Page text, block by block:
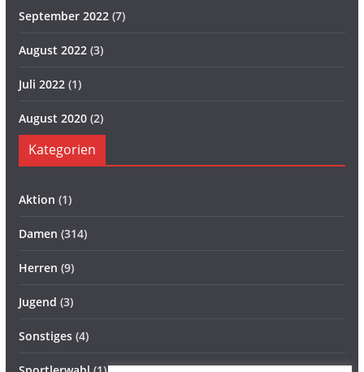
September 2022(7)
August 2022(3)
Juli 2022(1)
August 2020(2)
Kategorien
Aktion (1)
Damen (314)
Herren (9)
Jugend (3)
Sonstiges(4)